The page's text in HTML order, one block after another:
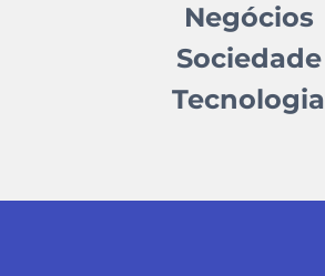
Negócios
Sociedade
Tecnologia